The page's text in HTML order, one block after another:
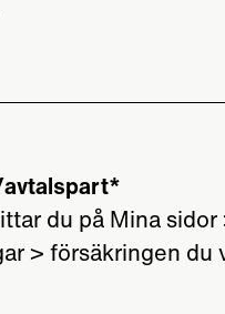
du på Mina sidor
> försäkringen du